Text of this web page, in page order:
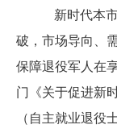
新时代本
破，市场导向、
保障退役军人在
门《关于促进新
（自主就业退